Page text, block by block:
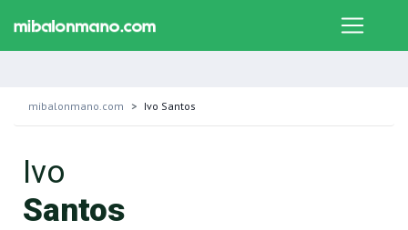
mibalonmano.com Ivo Santos
Ivo
Santos